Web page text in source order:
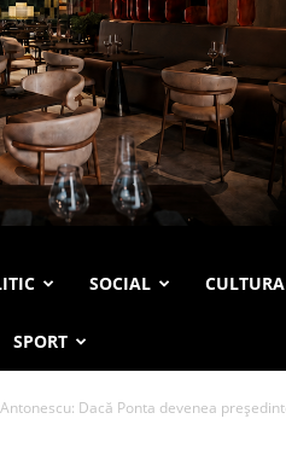
SOCIAL
SPORT
Antonescu: Dacă Ponta devenea